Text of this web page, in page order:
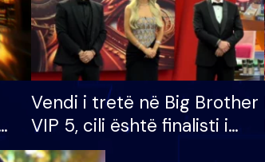
Vendi i tretë në Big Brother
VIP 5, cili është finalisti i
radhës që lë shtëpinë